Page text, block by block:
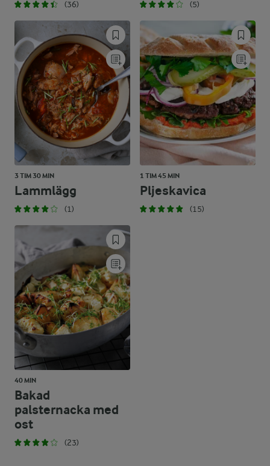
(36) (5)
3 TIM 30 MIN
Lammlägg
(1)
1 TIM 45 MIN
Pljeskavica
(15)
40 MIN
Bakad
palsternacka med
ost
(23)